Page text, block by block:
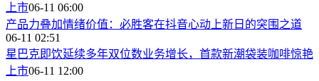
上市06-11 06:00
产品力叠加情绪价值：必胜客在抖音心动上新日的突围之道
06-11 02:51
星巴克即饮延续多年双位数业务增长，首款新潮袋装咖啡惊艳
上市06-11 12:00